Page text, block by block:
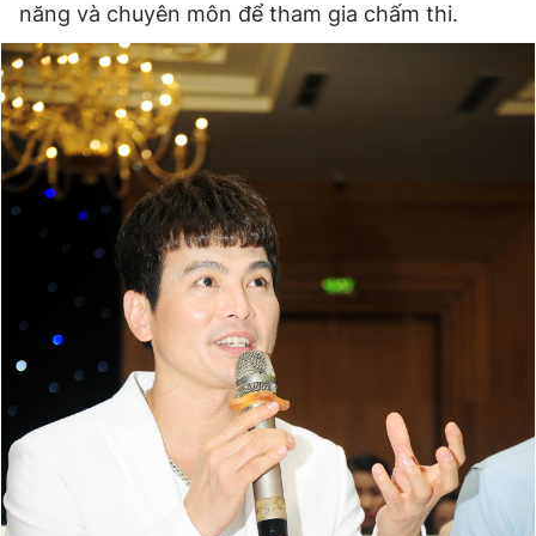
năng và chuyên môn để tham gia chấm thi.